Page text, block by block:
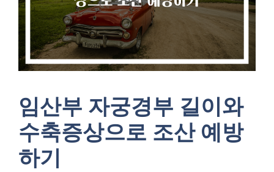
임산부 자궁경부 길이와
수축증상으로 조산 예방
하기